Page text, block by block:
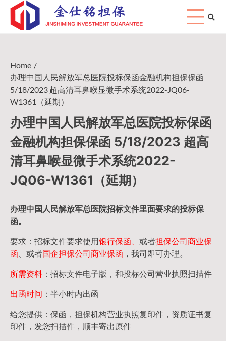
Skip
content
Home
办理中国人民解放军总医院投标保函金融机构担保保函
5/18/2023 超高清耳鼻喉显微手术系统2022-JQ06-
W1361（延期）
办理中国人民解放军总医院投标保函
金融机构担保保函 5/18/2023 超高
清耳鼻喉显微手术系统2022-
JQ06-W1361（延期）
办理中国人民解放军总医院招标文件里面要求的投标保
函。
要求：招标文件要求使用银行保函、 或者担保公司商业保
函 、或者国企担保公司商业保函 ，我司即可办理。
所需资料 ：招标文件电子版，和投标公司营业执照扫描件
出函时间 ：半小时内出函
给您提供：保函，担保机构营业执照复印件，资质证书复
印件，发您扫描件，顺丰寄出原件